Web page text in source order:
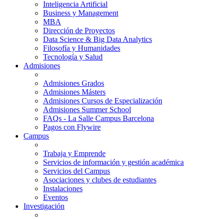
Inteligencia Artificial
Business y Management
MBA
Dirección de Proyectos
Data Science & Big Data Analytics
Filosofía y Humanidades
Tecnología y Salud
Admisiones
Admisiones Grados
Admisiones Másters
Admisiones Cursos de Especialización
Admisiones Summer School
FAQs - La Salle Campus Barcelona
Pagos con Flywire
Campus
Trabaja y Emprende
Servicios de información y gestión académica
Servicios del Campus
Asociaciones y clubes de estudiantes
Instalaciones
Eventos
Investigación